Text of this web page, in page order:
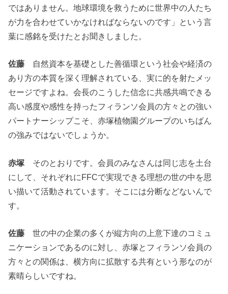
ではありません。地球環境を救うために世界中の人たち
が力を合わせていかなければならないのです」という言
葉に感銘を受けたとお聞きしました。
佐藤 自然資本を基礎とした善循環という社会や経済の
あり方の本質を深く理解されている、実に的を射たメッ
セージですよね。会長のこうした信念に共感共鳴できる
高い感度や感性を持ったフィランソ会員の方々との強い
パートナーシップこそ、赤塚植物園グループのいちばん
の強みではないでしょうか。
赤塚 そのとおりです。会員のみなさんは同じ志を土台
にして、それぞれにFFCで実現できる理想の世の中を思
い描いて活動されています。そこには分断などないんで
す。
佐藤 世の中の企業の多くが縦方向の上意下達のコミュ
ニケーションであるのに対し、赤塚とフィランソ会員の
方々との関係は、横方向に拡散する共有という形なのが
素晴らしいですね。